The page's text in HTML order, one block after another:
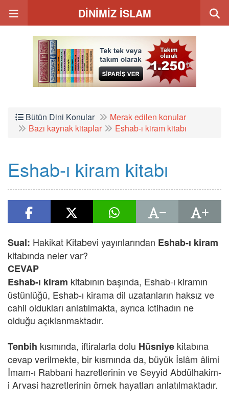
DİNİMİZ İSLAM
Bütün Dini Konular
Merak edilen konular
Bazı kaynak kitaplar
Eshab-ı kiram kitabı
Eshab-ı kiram kitabı
Sual: Hakikat Kitabevi yayınlarından Eshab-ı kiram
kitabında neler var?
CEVAP
Eshab-ı kiram kitabının başında, Eshab-ı kiramın
üstünlüğü, Eshab-ı kirama dil uzatanların haksız ve
cahil oldukları anlatılmakta, ayrıca ictihadın ne
olduğu açıklanmaktadır.
Tenbih kısmında, iftiralarla dolu Hüsniye kitabına
cevap verilmekte, bir kısmında da, büyük İslâm âlimi
İmam-ı Rabbani hazretlerinin ve Seyyid Abdülhakim-
i Arvasi hazretlerinin örnek hayatları anlatılmaktadır.